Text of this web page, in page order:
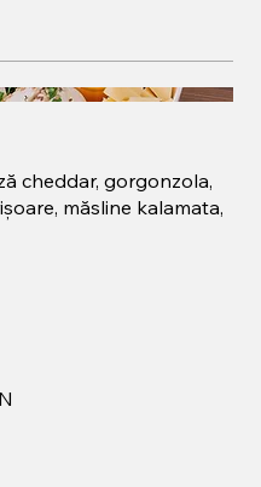
cheddar, gorgonzola,
măsline kalamata,